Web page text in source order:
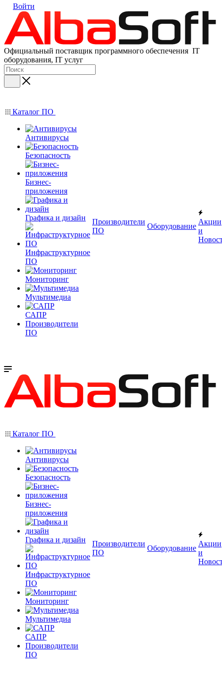
Войти
Официальный поставщик программного обеспечения IT
оборудования, IT услуг
Каталог ПО
Антивирусы
Безопасность
Бизнес-
приложения
Графика и дизайн
Инфраструктурное
ПО
Мониторинг
Мультимедиа
САПР
Производители
ПО
Производители
ПО
Оборудование
Акции
и
Каталог ПО
Антивирусы
Безопасность
Бизнес-
приложения
Графика и дизайн
Инфраструктурное
ПО
Мониторинг
Мультимедиа
САПР
Производители
ПО
Производители
ПО
Оборудование
Акции
и